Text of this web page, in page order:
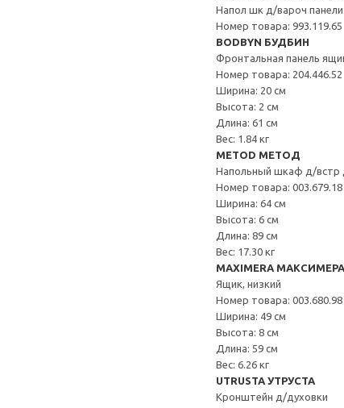
Напол шк д/вароч
Номер товара: 993.119.65
BODBYN БУДБИН
Фронтальная панель
Номер товара: 204.446.52
Ширина: 20 см
Высота: 2 см
Длина: 61 см
Вес: 1.84 кг
METOD МЕТОД
Напольный шкаф д/встр
Номер товара: 003.679.18
Ширина: 64 см
Высота: 6 см
Длина: 89 см
Вес: 17.30 кг
MAXIMERA МАКСИМЕРА
Ящик, низкий
Номер товара: 003.680.98
Ширина: 49 см
Высота: 8 см
Длина: 59 см
Вес: 6.26 кг
UTRUSTA УТРУСТА
Кронштейн д/духовки